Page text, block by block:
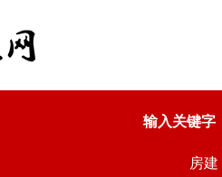
输入关键字
房建